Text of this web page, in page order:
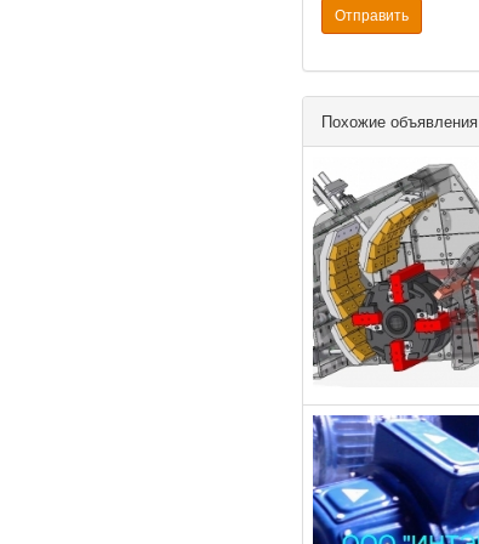
Отправить
Похожие объявления